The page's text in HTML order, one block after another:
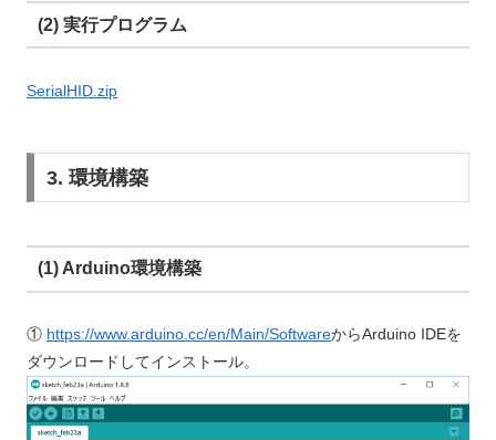
(2) 実行プログラム
SerialHID.zip
3. 環境構築
(1) Arduino環境構築
① https://www.arduino.cc/en/Main/SoftwareからArduino IDEを
ダウンロードしてインストール。